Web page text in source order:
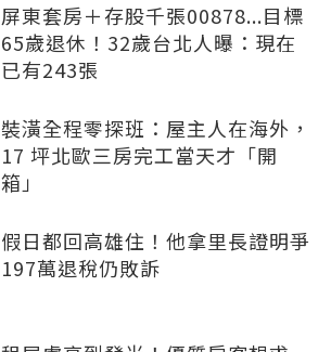
屏東套房＋存股千張00878...目標
65歲退休！32歲台北人曝：現在
已有243張
裝潢全程零探班：屋主人在海外，
17 坪北歐三房完工當天才「開
箱」
假日都回高雄住！他拿里長證明爭
197萬退稅仍敗訴